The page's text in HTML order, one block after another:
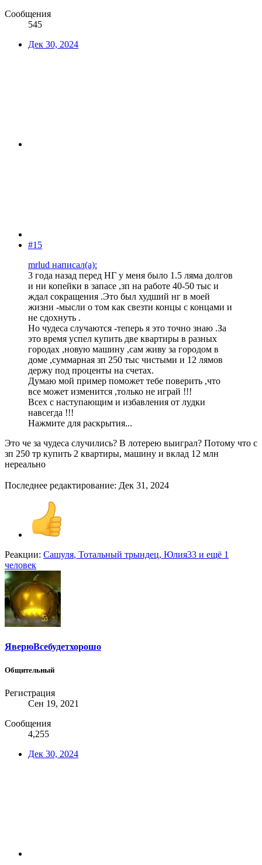
Сообщения
545
Дек 30, 2024
#15
mrlud написал(а):
3 года назад перед НГ у меня было 1.5 ляма долгов
и ни копейки в запасе ,зп на работе 40-50 тыс и
ждал сокращения .Это был худший нг в моей
жизни -мысли о том как свезти концы с концами и
не сдохнуть .
Но чудеса случаются -теперь я это точно знаю .За
это время успел купить две квартиры в разных
городах ,новую машину ,сам живу за городом в
доме ,суммарная зп 250 тыс чистыми и 12 лямов
держу под проценты на счетах.
Думаю мой пример поможет тебе поверить ,что
все может изменится ,только не играй !!!
Всех с наступающим и избавления от лудки
навсегда !!!
Нажмите для раскрытия...
Это че за чудеса случились? В лотерею выиграл? Потому что с
зп 250 тр купить 2 квартиры, машину и вклад 12 млн
нереально
Последнее редактирование: Дек 31, 2024
Реакции: Сашуля, Тотальный трындец, Юлия33 и ещё 1
человек
ЯверюВсебудетхорошо
Общительный
Регистрация
Сен 19, 2021
Сообщения
4,255
Дек 30, 2024